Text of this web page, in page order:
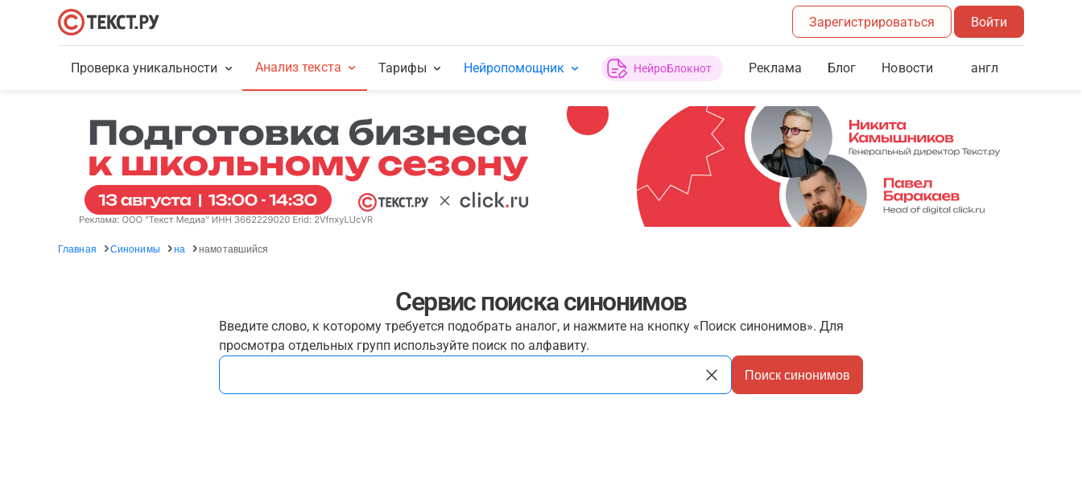
Зарегистрироваться Войти
Проверка уникальности Анализ текста Тарифы Нейропомощник НейроБлокнот Реклама Блог Новости англ
Главная Синонимы на намотавшийся
Сервис поиска синонимов
Введите слово, к которому требуется подобрать аналог, и нажмите на кнопку «Поиск синонимов». Для
просмотра отдельных групп используйте поиск по алфавиту.
Поиск синонимов